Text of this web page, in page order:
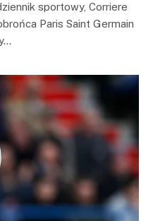
sportowy, Corriere
Paris Saint Germain